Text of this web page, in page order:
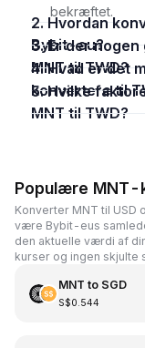
bekræftet.
2. Hvordan konverterer jeg MNT til TWD på
Bybit-eu?
3. Er der nogen gebyrer for at konvertere
MNT til TWD?
4. Hvad er det mindste beløb af MNT, jeg kan
konvertere til
5. Hvilke faktorer påvirker valutakursen fra
MNT til TWD?
Populære
Konverter MNT til
være Bybit-eus
den aktuelle værdi af
kurser og ingen skjulte
MNT to SGD
S$0.544